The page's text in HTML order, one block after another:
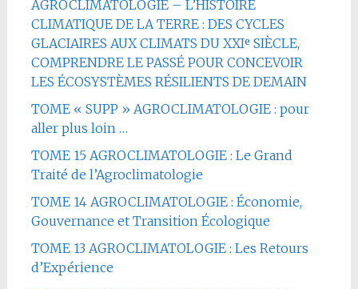
AGROCLIMATOLOGIE – L’HISTOIRE
CLIMATIQUE DE LA TERRE : DES CYCLES
GLACIAIRES AUX CLIMATS DU XXIᵉ SIÈCLE,
COMPRENDRE LE PASSÉ POUR CONCEVOIR
LES ÉCOSYSTÈMES RÉSILIENTS DE DEMAIN
TOME « SUPP » AGROCLIMATOLOGIE : pour
aller plus loin …
TOME 15 AGROCLIMATOLOGIE : Le Grand
Traité de l’Agroclimatologie
TOME 14 AGROCLIMATOLOGIE : Économie,
Gouvernance et Transition Écologique
TOME 13 AGROCLIMATOLOGIE : Les Retours
d’Expérience